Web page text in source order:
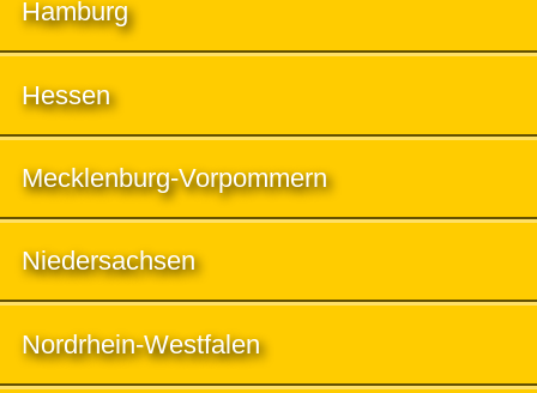
Hamburg
Hessen
Mecklenburg-Vorpommern
Niedersachsen
Nordrhein-Westfalen